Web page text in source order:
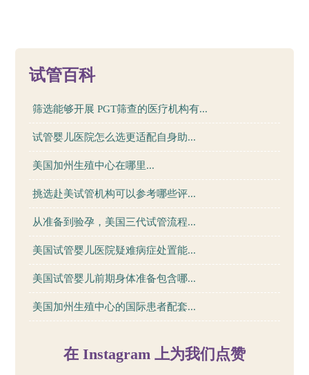
试管百科
筛选能够开展 PGT筛查的医疗机构有...
试管婴儿医院怎么选更适配自身助...
美国加州生殖中心在哪里...
挑选赴美试管机构可以参考哪些评...
从准备到验孕，美国三代试管流程...
美国试管婴儿医院疑难病症处置能...
美国试管婴儿前期身体准备包含哪...
美国加州生殖中心的国际患者配套...
在 Instagram 上为我们点赞